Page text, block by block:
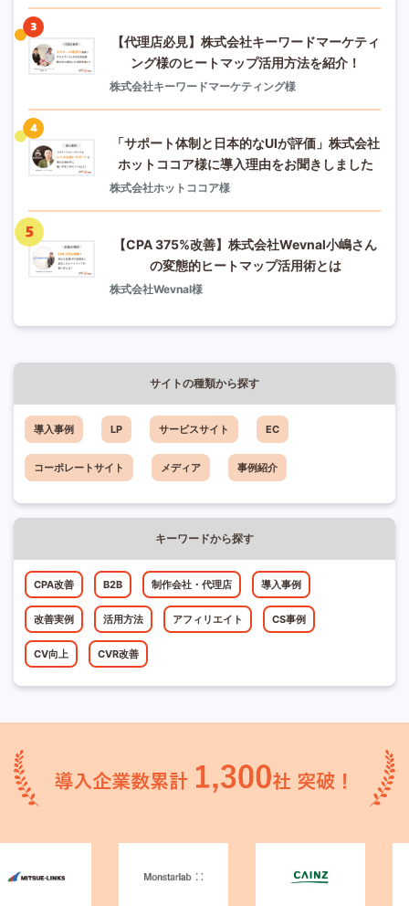
【代理店必見】株式会社キーワードマーケティ
ング様のヒートマップ活用方法を紹介！
株式会社キーワードマーケティング様
「サポート体制と日本的なUIが評価」株式会社
ホットココア様に導入理由をお聞きしました
株式会社ホットココア様
【CPA 375%改善】株式会社Wevnal小嶋さん
の変態的ヒートマップ活用術とは
株式会社Wevnal様
サイトの種類から探す
導入事例 LP サービスサイト EC
コーポレートサイト メディア 事例紹介
キーワードから探す
CPA改善 B2B 制作会社・代理店 導入事例
改善実例 活用方法 アフィリエイト CS事例
CV向上 CVR改善